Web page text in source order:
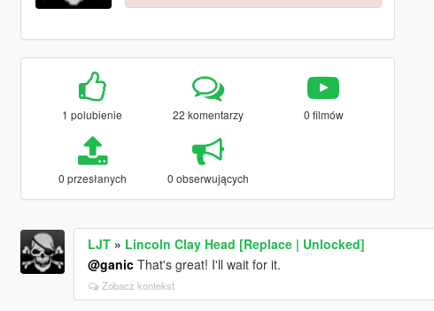
1 polubienie 22 komentarzy 0 filmów
0 przesłanych 0 obserwujących
LJT» Lincoln Clay Head [Replace | Unlocked]
@ganicThat's great! I'll wait for it.
Zobacz kontekst